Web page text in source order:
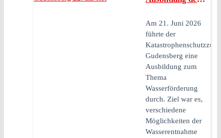
Am 21. Juni 2026
führte der
Katastrophenschutzzug
Gudensberg eine
Ausbildung zum
Thema
Wasserförderung
durch. Ziel war es,
verschiedene
Möglichkeiten der
Wasserentnahme